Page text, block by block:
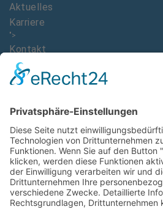
Aktuelles
Karriere
">
Kontakt
DOWNLOADS
Imagebroschüre Dr. Ralph Oehler
AAB Allgemeine